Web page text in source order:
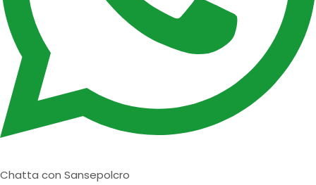
Chatta con Sansepolcro